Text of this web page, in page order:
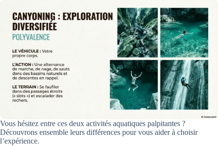
Vous hésitez entre ces deux activités aquatiques palpitantes ?
Découvrons ensemble leurs différences pour vous aider à choisir
l’expérience.